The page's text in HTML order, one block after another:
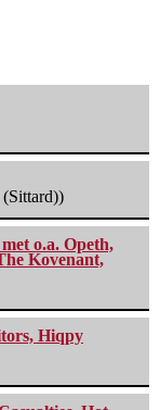
o.a. Opeth,
Kovenant,
Hiqpy